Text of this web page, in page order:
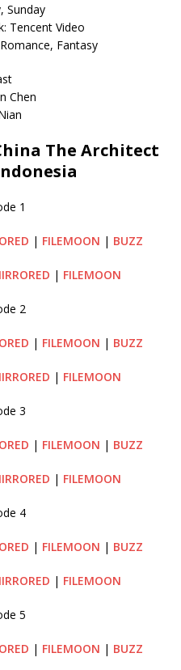
Sunday
Tencent Video
Fantasy
Chen
The Architect
1
| FILEMOON | BUZZ
| FILEMOON
2
| FILEMOON | BUZZ
| FILEMOON
3
| FILEMOON | BUZZ
| FILEMOON
4
| FILEMOON | BUZZ
| FILEMOON
5
| FILEMOON | BUZZ